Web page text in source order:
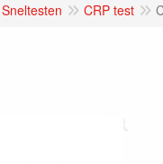
Sneltesten CRP test